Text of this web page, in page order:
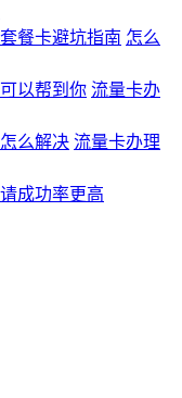
怎么
流量卡办
流量卡办理